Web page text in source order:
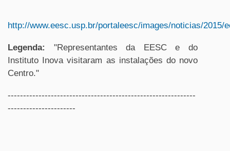
http://www.eesc.usp.br/portaleesc/images/noticias/2015/
Legenda:
"Representantes da EESC e do
Instituto Inova visitaram as instalações do novo
Centro."
-------------------------------------------------------------
----------------------